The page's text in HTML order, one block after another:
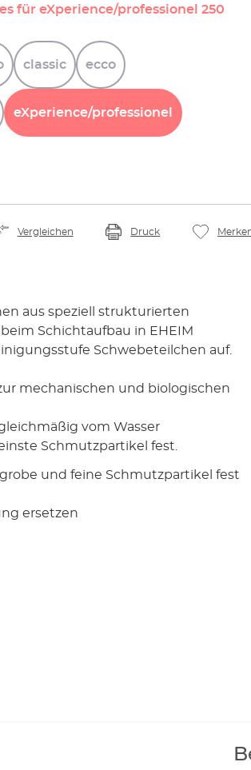
für eXperience/professionel 250
classic ecco
eXperience/professionel
Vergleichen Druck
aus speziell strukturierten
Schichtaufbau in EHEIM
Schwebeteilchen auf.
mechanischen und biologischen
vom Wasser
Schmutzpartikel fest.
und feine Schmutzpartikel fest
ersetzen